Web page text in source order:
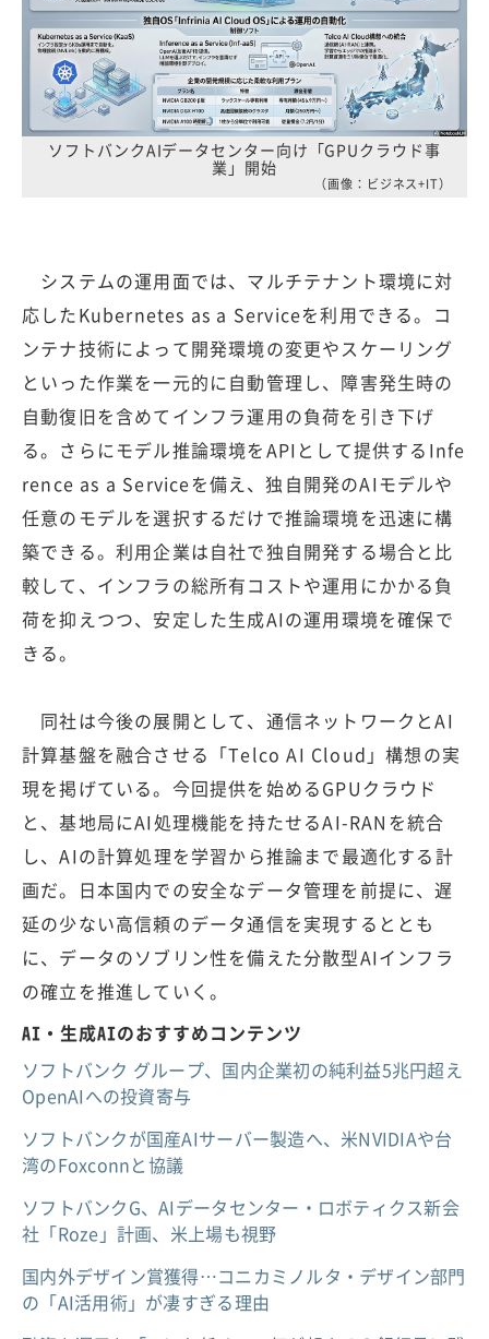
ソフトバンクAIデータセンター向け「GPUクラウド事
業」開始
（画像：ビジネス+IT）
システムの運用面では、マルチテナント環境に対
応したKubernetes as a Serviceを利用できる。コ
ンテナ技術によって開発環境の変更やスケーリング
といった作業を一元的に自動管理し、障害発生時の
自動復旧を含めてインフラ運用の負荷を引き下げ
る。さらにモデル推論環境をAPIとして提供するInfe
rence as a Serviceを備え、独自開発のAIモデルや
任意のモデルを選択するだけで推論環境を迅速に構
築できる。利用企業は自社で独自開発する場合と比
較して、インフラの総所有コストや運用にかかる負
荷を抑えつつ、安定した生成AIの運用環境を確保で
きる。
同社は今後の展開として、通信ネットワークとAI
計算基盤を融合させる「Telco AI Cloud」構想の実
現を掲げている。今回提供を始めるGPUクラウド
と、基地局にAI処理機能を持たせるAI-RANを統合
し、AIの計算処理を学習から推論まで最適化する計
画だ。日本国内での安全なデータ管理を前提に、遅
延の少ない高信頼のデータ通信を実現するととも
に、データのソブリン性を備えた分散型AIインフラ
の確立を推進していく。
AI・生成AIのおすすめコンテンツ
ソフトバンク グループ、国内企業初の純利益5兆円超え
OpenAIへの投資寄与
ソフトバンクが国産AIサーバー製造へ、米NVIDIAや台
湾のFoxconnと協議
ソフトバンクG、AIデータセンター・ロボティクス新会
社「Roze」計画、米上場も視野
国内外デザイン賞獲得…コニカミノルタ・デザイン部門
の「AI活用術」が凄すぎる理由